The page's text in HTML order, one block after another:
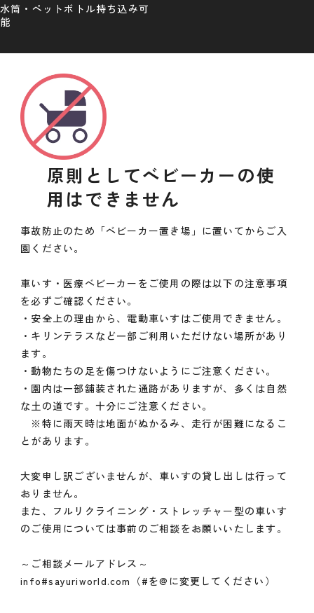
水筒・ペットボトル持ち込み可
能
原則としてベビーカーの使
用はできません
事故防止のため「ベビーカー置き場」に置いてからご入
園ください。
車いす・医療ベビーカーをご使用の際は以下の注意事項
を必ずご確認ください。
・安全上の理由から、電動車いすはご使用できません。
・キリンテラスなど一部ご利用いただけない場所があり
ます。
・動物たちの足を傷つけないようにご注意ください。
・園内は一部舗装された通路がありますが、多くは自然
な土の道です。十分にご注意ください。
※特に雨天時は地面がぬかるみ、走行が困難になるこ
とがあります。
大変申し訳ございませんが、車いすの貸し出しは行って
おりません。
また、フルリクライニング・ストレッチャー型の車いす
のご使用については事前のご相談をお願いいたします。
～ご相談メールアドレス～
info#sayuriworld.com（#を@に変更してください）